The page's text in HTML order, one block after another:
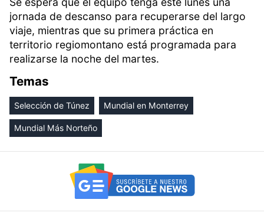
jornada de descanso para recuperarse del largo
viaje, mientras que su primera práctica en
territorio regiomontano está programada para
realizarse la noche del martes.
Temas
Selección de Túnez Mundial en Monterrey
Mundial Más Norteño